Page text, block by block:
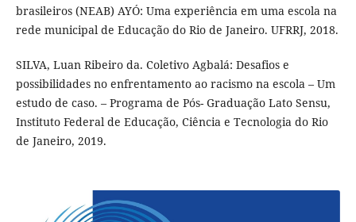
brasileiros (NEAB) AYÓ: Uma experiência em uma escola na
rede municipal de Educação do Rio de Janeiro. UFRRJ, 2018.
SILVA, Luan Ribeiro da. Coletivo Agbalá: Desafios e
possibilidades no enfrentamento ao racismo na escola – Um
estudo de caso. – Programa de Pós- Graduação Lato Sensu,
Instituto Federal de Educação, Ciência e Tecnologia do Rio
de Janeiro, 2019.